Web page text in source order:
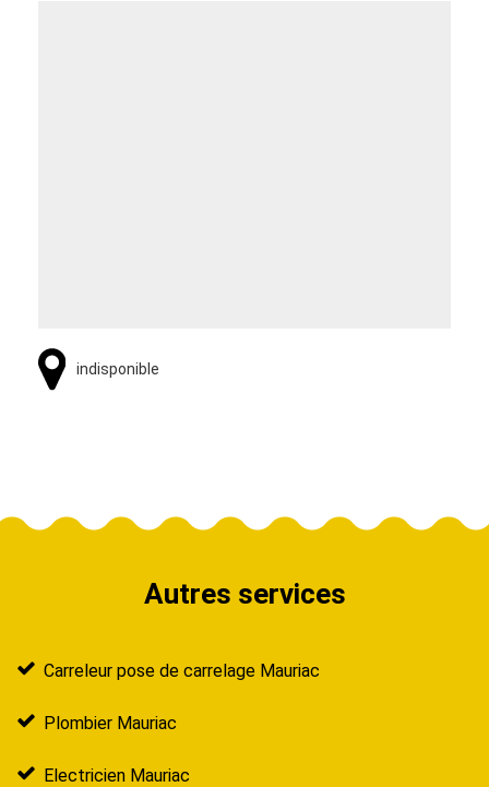
indisponible
Autres services
Carreleur pose de carrelage Mauriac
Plombier Mauriac
Electricien Mauriac